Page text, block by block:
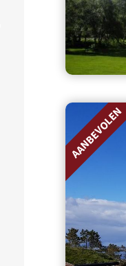
AANBEVOLEN